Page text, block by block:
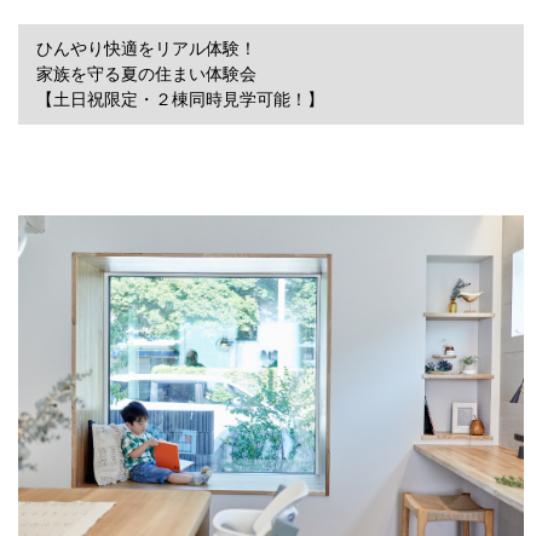
ひんやり快適をリアル体験！
家族を守る夏の住まい体験会
【土日祝限定・２棟同時見学可能！】